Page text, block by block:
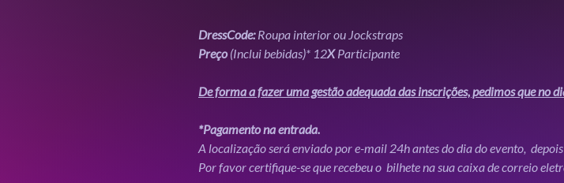
DressCode: Roupa interior ou Jockstraps
Preço (Inclui bebidas)* 12X Participante
De forma a fazer uma gestão adequada das inscrições, pedimos que no
*Pagamento na entrada.
A localização será enviado por e-mail 24h antes do dia do evento,
Por favor certifique-se que recebeu o  bilhete na sua caixa de correio